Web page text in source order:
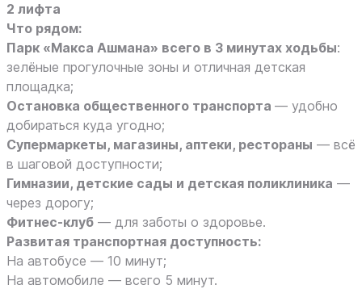
2 лифта
Что рядом:
Парк «Макса Ашмана» всего в 3 минутах ходьбы:
зелёные прогулочные зоны и отличная детская
площадка;
Остановка общественного транспорта — удобно
добираться куда угодно;
Супермаркеты, магазины, аптеки, рестораны — всё
в шаговой доступности;
Гимназии, детские сады и детская поликлиника —
через дорогу;
Фитнес‑клуб — для заботы о здоровье.
Развитая транспортная доступность:
На автобусе — 10 минут;
На автомобиле — всего 5 минут.